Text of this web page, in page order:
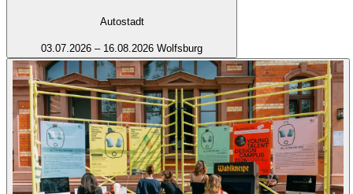
Autostadt
03.07.2026 – 16.08.2026 Wolfsburg